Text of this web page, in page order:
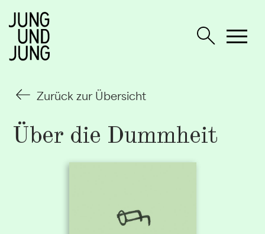
Zurück zur Übersicht
Über die Dummheit